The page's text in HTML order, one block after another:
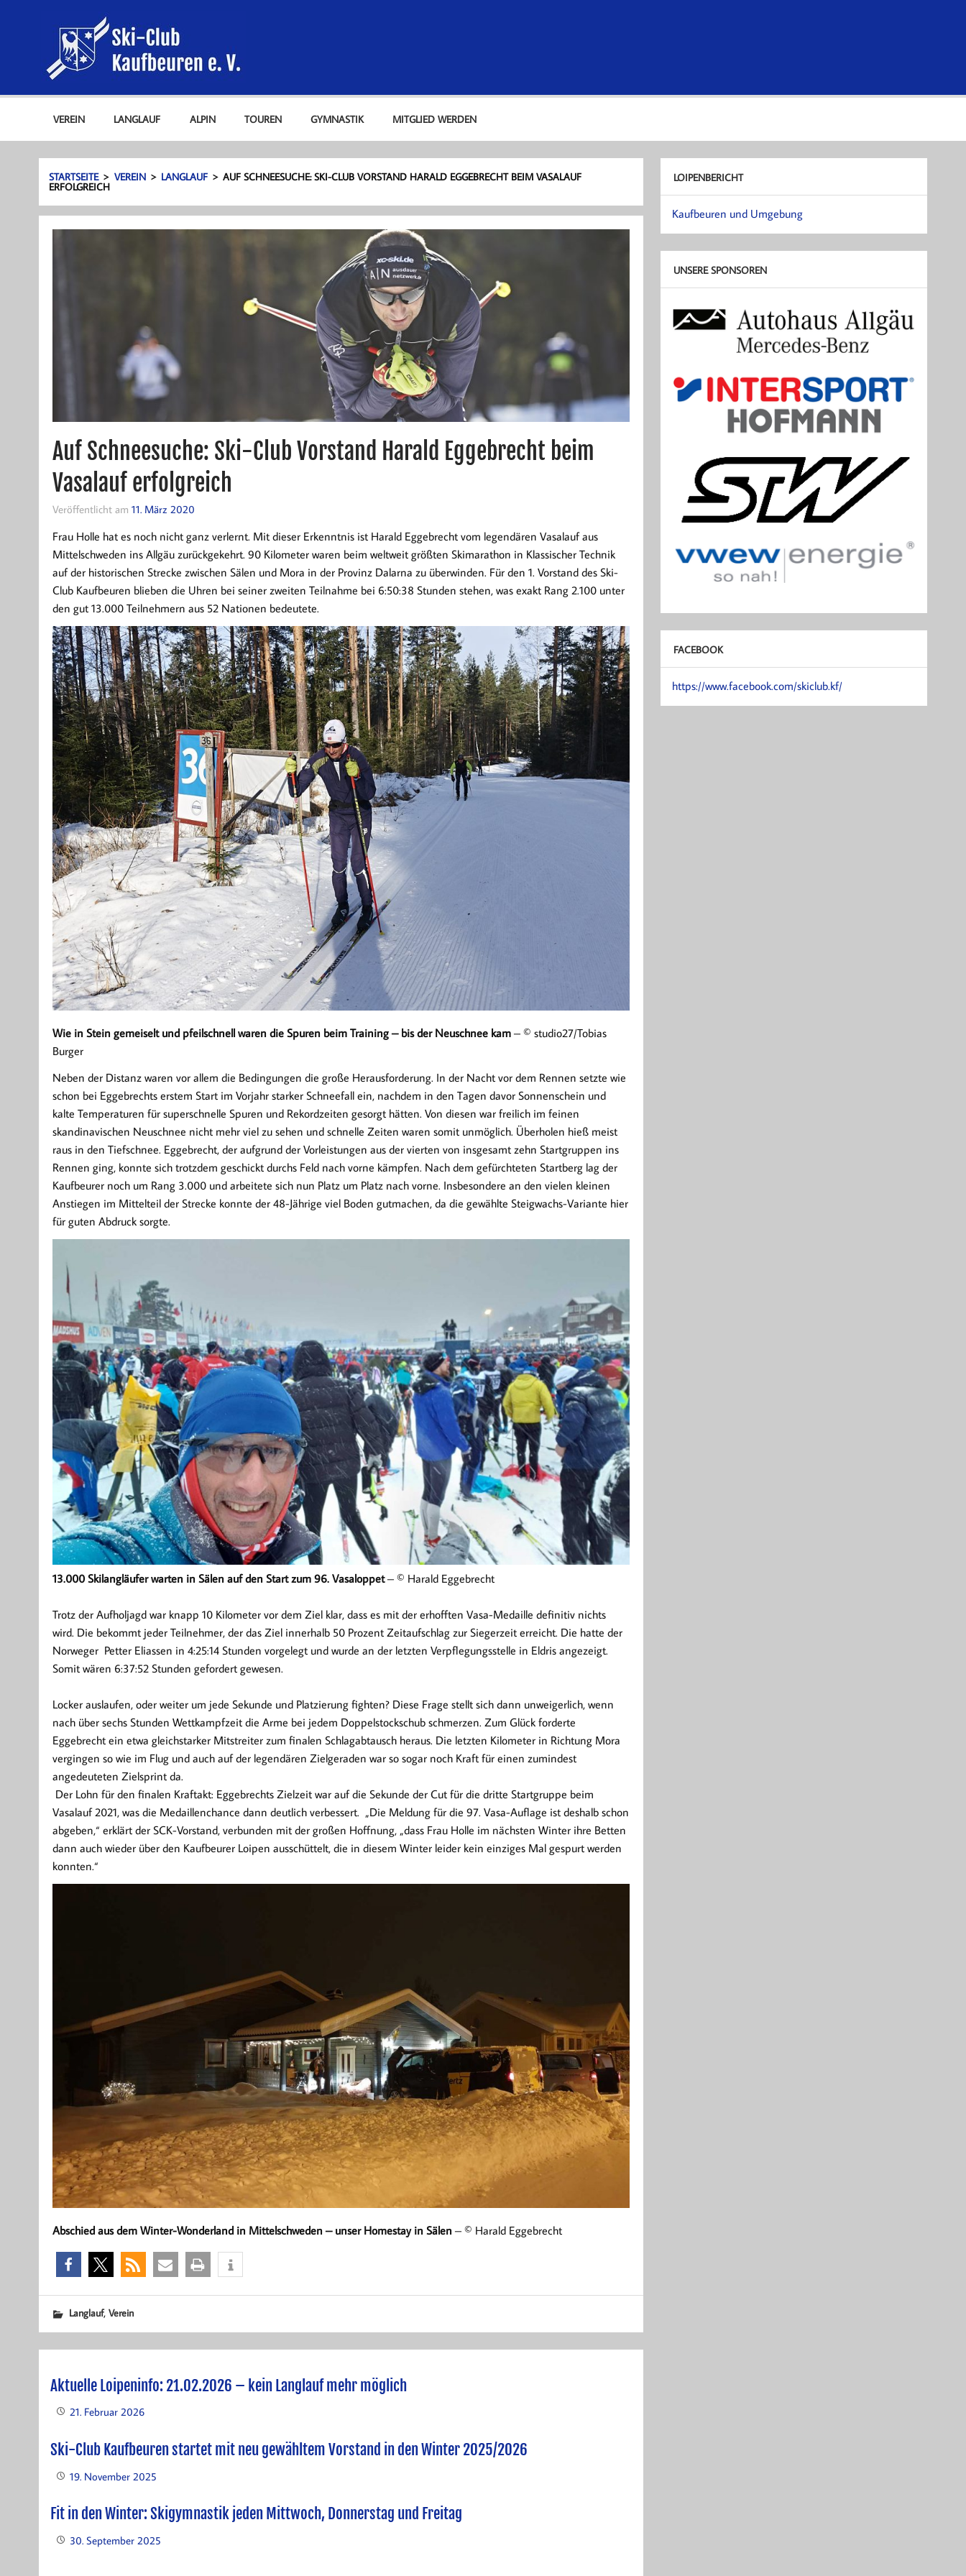
Ski-Club Kaufbeuren e. V.
VEREIN LANGLAUF ALPIN TOUREN GYMNASTIK MITGLIED WERDEN
STARTSEITE VEREIN LANGLAUF AUF SCHNEESUCHE: SKI-CLUB VORSTAND HARALD EGGEBRECHT BEIM VASALAUF
ERFOLGREICH
Auf Schneesuche: Ski-Club Vorstand Harald Eggebrecht beim
Vasalauf erfolgreich
Veröffentlicht am 11. März 2020
Frau Holle hat es noch nicht ganz verlernt. Mit dieser Erkenntnis ist Harald Eggebrecht vom legendären Vasalauf aus
Mittelschweden ins Allgäu zurückgekehrt. 90 Kilometer waren beim weltweit größten Skimarathon in Klassischer Technik
auf der historischen Strecke zwischen Sälen und Mora in der Provinz Dalarna zu überwinden. Für den 1. Vorstand des Ski-
Club Kaufbeuren blieben die Uhren bei seiner zweiten Teilnahme bei 6:50:38 Stunden stehen, was exakt Rang 2.100 unter
den gut 13.000 Teilnehmern aus 52 Nationen bedeutete.
Wie in Stein gemeiselt und pfeilschnell waren die Spuren beim Training – bis der Neuschnee kam– © studio27/Tobias
Burger
Neben der Distanz waren vor allem die Bedingungen die große Herausforderung. In der Nacht vor dem Rennen setzte wie
schon bei Eggebrechts erstem Start im Vorjahr starker Schneefall ein, nachdem in den Tagen davor Sonnenschein und
kalte Temperaturen für superschnelle Spuren und Rekordzeiten gesorgt hätten. Von diesen war freilich im feinen
skandinavischen Neuschnee nicht mehr viel zu sehen und schnelle Zeiten waren somit unmöglich. Überholen hieß meist
raus in den Tiefschnee. Eggebrecht, der aufgrund der Vorleistungen aus der vierten von insgesamt zehn Startgruppen ins
Rennen ging, konnte sich trotzdem geschickt durchs Feld nach vorne kämpfen. Nach dem gefürchteten Startberg lag der
Kaufbeurer noch um Rang 3.000 und arbeitete sich nun Platz um Platz nach vorne. Insbesondere an den vielen kleinen
Anstiegen im Mittelteil der Strecke konnte der 48-Jährige viel Boden gutmachen, da die gewählte Steigwachs-Variante hier
für guten Abdruck sorgte.
13.000 Skilangläufer warten in Sälen auf den Start zum 96. Vasaloppet– © Harald Eggebrecht
Trotz der Aufholjagd war knapp 10 Kilometer vor dem Ziel klar, dass es mit der erhofften Vasa-Medaille definitiv nichts
wird. Die bekommt jeder Teilnehmer, der das Ziel innerhalb 50 Prozent Zeitaufschlag zur Siegerzeit erreicht. Die hatte der
Norweger Petter Eliassen in 4:25:14 Stunden vorgelegt und wurde an der letzten Verpflegungsstelle in Eldris angezeigt.
Somit wären 6:37:52 Stunden gefordert gewesen.
Locker auslaufen, oder weiter um jede Sekunde und Platzierung fighten? Diese Frage stellt sich dann unweigerlich, wenn
nach über sechs Stunden Wettkampfzeit die Arme bei jedem Doppelstockschub schmerzen. Zum Glück forderte
Eggebrecht ein etwa gleichstarker Mitstreiter zum finalen Schlagabtausch heraus. Die letzten Kilometer in Richtung Mora
vergingen so wie im Flug und auch auf der legendären Zielgeraden war so sogar noch Kraft für einen zumindest
angedeuteten Zielsprint da.
Der Lohn für den finalen Kraftakt: Eggebrechts Zielzeit war auf die Sekunde der Cut für die dritte Startgruppe beim
Vasalauf 2021, was die Medaillenchance dann deutlich verbessert. „Die Meldung für die 97. Vasa-Auflage ist deshalb schon
abgeben,“ erklärt der SCK-Vorstand, verbunden mit der großen Hoffnung, „dass Frau Holle im nächsten Winter ihre Betten
dann auch wieder über den Kaufbeurer Loipen ausschüttelt, die in diesem Winter leider kein einziges Mal gespurt werden
konnten.“
Abschied aus dem Winter-Wonderland in Mittelschweden – unser Homestay in Sälen – © Harald Eggebrecht
Langlauf, Verein
Aktuelle Loipeninfo: 21.02.2026 – kein Langlauf mehr möglich
21. Februar 2026
Ski-Club Kaufbeuren startet mit neu gewähltem Vorstand in den Winter 2025/2026
19. November 2025
Fit in den Winter: Skigymnastik jeden Mittwoch, Donnerstag und Freitag
30. September 2025
LOIPENBERICHT
Kaufbeuren und Umgebung
UNSERE SPONSOREN
FACEBOOK
https://www.facebook.com/skiclub.kf/